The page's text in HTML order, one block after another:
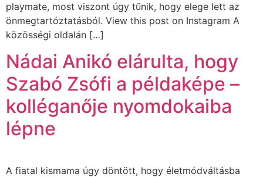
playmate, most viszont úgy tűnik, hogy elege lett az
önmegtartóztatásból. View this post on Instagram A
közösségi oldalán […]
Nádai Anikó elárulta, hogy
Szabó Zsófi a példaképe –
kolléganője nyomdokaiba
lépne
A fiatal kismama úgy döntött, hogy életmódváltásba